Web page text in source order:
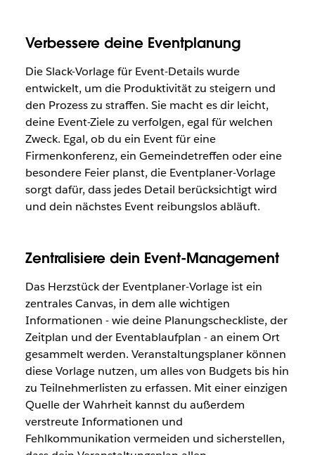
Verbessere deine Eventplanung
Die Slack-Vorlage für Event-Details wurde
entwickelt, um die Produktivität zu steigern und
den Prozess zu straffen. Sie macht es dir leicht,
deine Event-Ziele zu verfolgen, egal für welchen
Zweck. Egal, ob du ein Event für eine
Firmenkonferenz, ein Gemeindetreffen oder eine
besondere Feier planst, die Eventplaner-Vorlage
sorgt dafür, dass jedes Detail berücksichtigt wird
und dein nächstes Event reibungslos abläuft.
Zentralisiere dein Event-Management
Das Herzstück der Eventplaner-Vorlage ist ein
zentrales Canvas, in dem alle wichtigen
Informationen - wie deine Planungscheckliste, der
Zeitplan und der Eventablaufplan - an einem Ort
gesammelt werden. Veranstaltungsplaner können
diese Vorlage nutzen, um alles von Budgets bis hin
zu Teilnehmerlisten zu erfassen. Mit einer einzigen
Quelle der Wahrheit kannst du außerdem
verstreute Informationen und
Fehlkommunikation vermeiden und sicherstellen,